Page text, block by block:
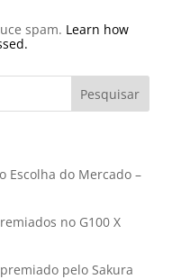
spam. Learn how
Escolha do Mercado –
no G100 X
pelo Sakura